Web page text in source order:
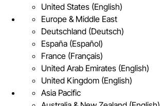
United States (English)
Europe & Middle East
Deutschland (Deutsch)
España (Español)
France (Français)
United Arab Emirates (English)
United Kingdom (English)
Asia Pacific